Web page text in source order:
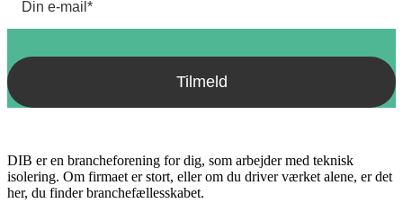
DIB er en brancheforening for dig, som arbejder med teknisk
isolering. Om firmaet er stort, eller om du driver værket alene, er det
her, du finder branchefællesskabet.